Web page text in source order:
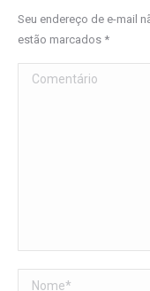
Seu endereço de e-mail
estão marcados *
Comentário
Nome *